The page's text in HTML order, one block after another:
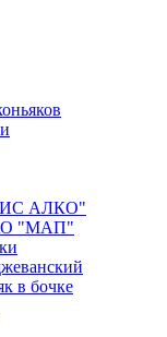
АЛКО"
"МАП"
в бочке